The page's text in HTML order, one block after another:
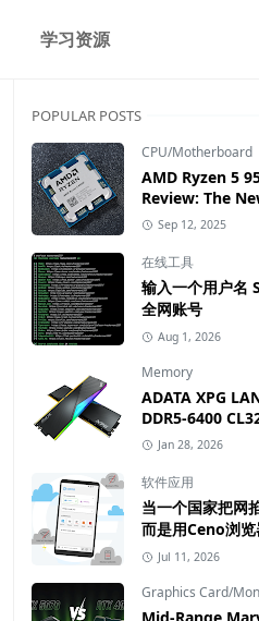
学习资源
POPULAR POSTS
CPU/Motherboard
AMD Ryzen 5
Review: The
Gaming
Sep 12, 2025
在线工具
输入一个用户名
全网账号
Aug 1, 2026
Memory
ADATA XPG
DDR5-6400
Overclocking,
Jan 28, 2026
软件应用
当一个国家把网
而是用Ceno浏
Jul 11, 2026
Graphics Card/